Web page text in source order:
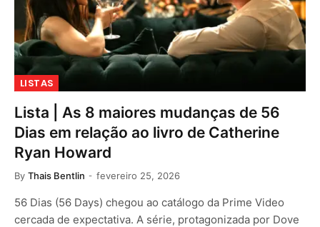
LISTAS
Lista | As 8 maiores mudanças de 56
Dias em relação ao livro de Catherine
Ryan Howard
By Thais Bentlin fevereiro 25, 2026
56 Dias (56 Days) chegou ao catálogo da Prime Video
cercada de expectativa. A série, protagonizada por Dove